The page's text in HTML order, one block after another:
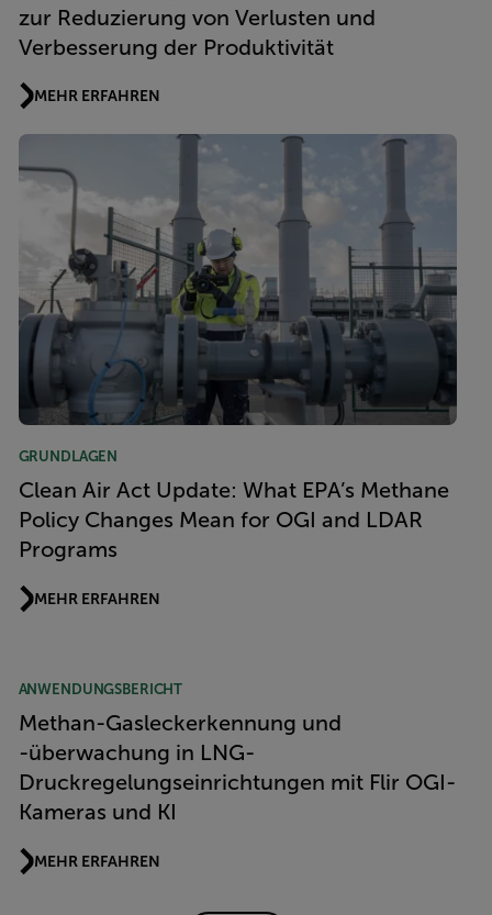
zur Reduzierung von Verlusten und
Verbesserung der Produktivität
MEHR ERFAHREN
GRUNDLAGEN
Clean Air Act Update: What EPA’s Methane
Policy Changes Mean for OGI and LDAR
Programs
MEHR ERFAHREN
ANWENDUNGSBERICHT
Methan-Gasleckerkennung und
-überwachung in LNG-
Druckregelungseinrichtungen mit Flir OGI-
Kameras und KI
MEHR ERFAHREN